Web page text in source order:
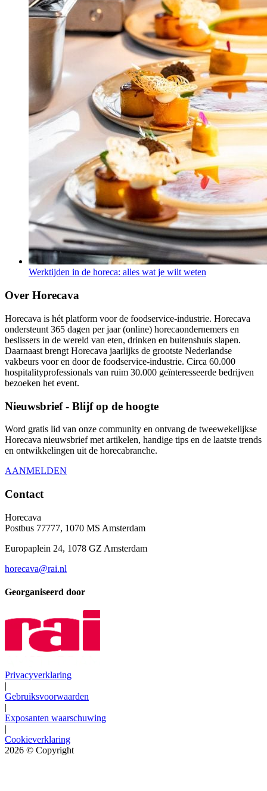
Werktijden in de horeca: alles wat je wilt weten
Over Horecava
Horecava is hét platform voor de foodservice-industrie. Horecava
ondersteunt 365 dagen per jaar (online) horecaondernemers en
beslissers in de wereld van eten, drinken en buitenshuis slapen.
Daarnaast brengt Horecava jaarlijks de grootste Nederlandse
vakbeurs voor en door de foodservice-industrie. Circa 60.000
hospitalityprofessionals van ruim 30.000 geïnteresseerde bedrijven
bezoeken het event.
Nieuwsbrief - Blijf op de hoogte
Word gratis lid van onze community en ontvang de tweewekelijkse
Horecava nieuwsbrief met artikelen, handige tips en de laatste trends
en ontwikkelingen uit de horecabranche.
AANMELDEN
Contact
Horecava
Postbus 77777, 1070 MS Amsterdam
Europaplein 24, 1078 GZ Amsterdam
horecava@rai.nl
Georganiseerd door
Privacyverklaring
|
Gebruiksvoorwaarden
|
Exposanten waarschuwing
|
Cookieverklaring
2026 © Copyright